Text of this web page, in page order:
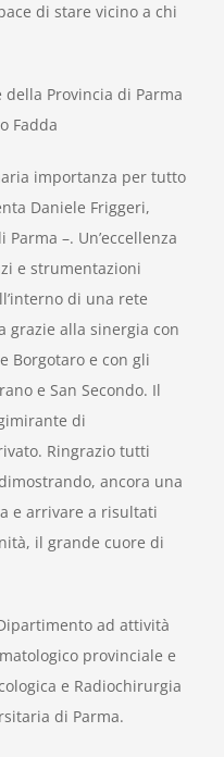
di stare vicino a chi
Provincia di Parma
Fadda
importanza per tutto
Daniele Friggeri,
–. Un’eccellenza
e strumentazioni
di una rete
alla sinergia con
Borgotaro e con gli
e San Secondo. Il
di
Ringrazio tutti
ancora una
e arrivare a risultati
il grande cuore di
ad attività
provinciale e
e Radiochirurgia
di Parma.